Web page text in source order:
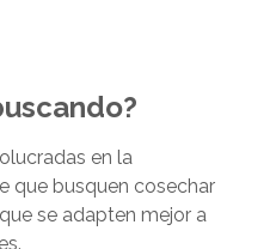
en la
que busquen cosechar
se adapten mejor a